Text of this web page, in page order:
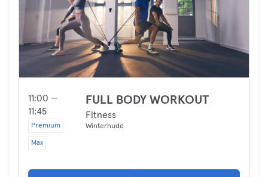
11:00 —
11:45
Premium
Max
FULL BODY WORKOUT
Fitness
Winterhude